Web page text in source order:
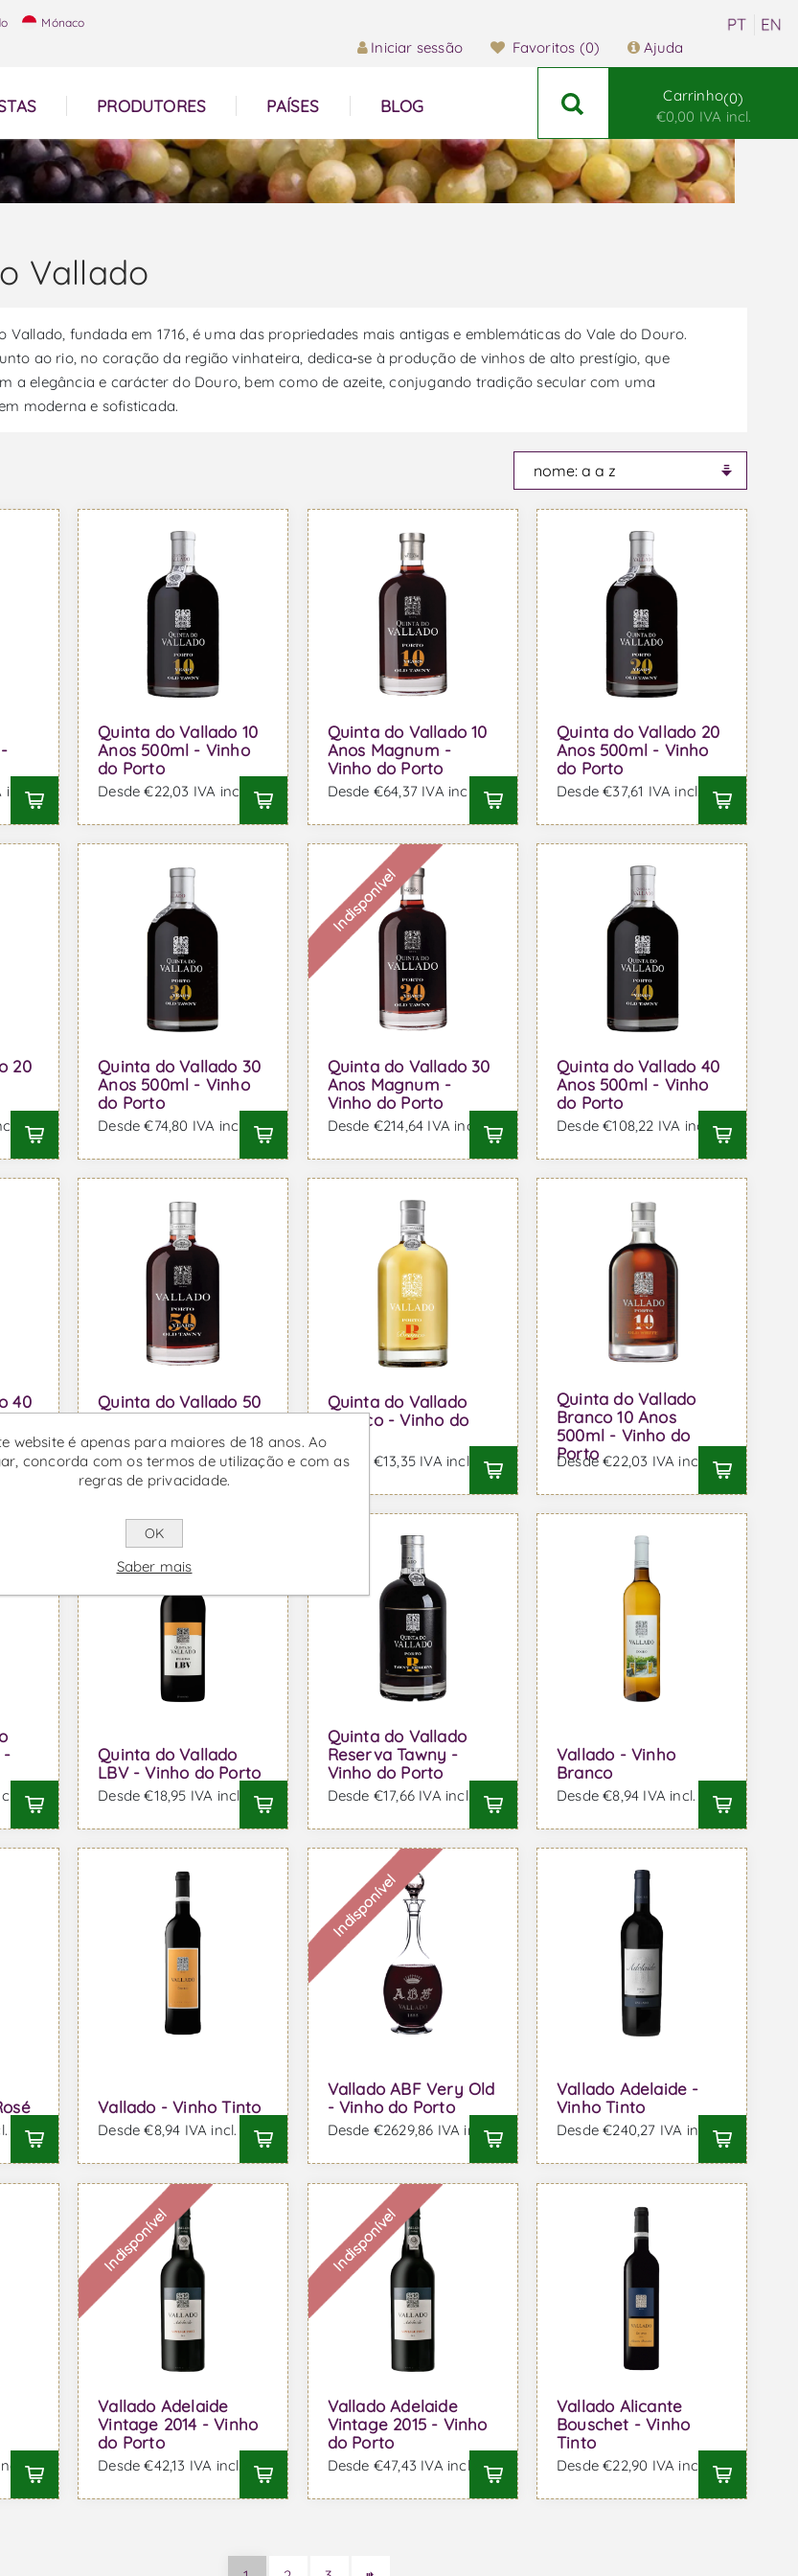
Mónaco
Iniciar sessão Favoritos (0) Ajuda
PRODUTORES PAÍSES BLOG
Carrinho 0
€0,00 IVA incl.
Vallado
Vallado, fundada em 1716, é uma das propriedades mais antigas e emblemáticas do Vale do Douro.
ao rio, no coração da região vinhateira, dedica‑se à produção de vinhos de alto prestígio, que
a elegância e carácter do Douro, bem como de azeite, conjugando tradição secular com uma
moderna e sofisticada.
incl.
Quinta do Vallado 10
Anos 500ml - Vinho
do Porto
Desde €22,03 IVA incl.
Quinta do Vallado 10
Anos Magnum -
Vinho do Porto
Desde €64,37 IVA incl.
Quinta do Vallado 20
Anos 500ml - Vinho
do Porto
Desde €37,61 IVA incl.
20
Quinta do Vallado 30
Anos 500ml - Vinho
do Porto
Desde €74,80 IVA incl.
Indisponível
Quinta do Vallado 30
Anos Magnum -
Vinho do Porto
Desde €214,64 IVA incl.
Quinta do Vallado 40
Anos 500ml - Vinho
do Porto
Desde €108,22 IVA incl.
40
Quinta do Vallado 50
Anos 500ml - Vinho
do Porto
Desde €190,90 IVA incl.
Quinta do Vallado
Branco - Vinho do
Desde €13,35 IVA incl.
Quinta do Vallado
Branco 10 Anos
500ml - Vinho do
Porto
Desde €22,03 IVA incl.
-
Quinta do Vallado
LBV - Vinho do Porto
Desde €18,95 IVA incl.
Quinta do Vallado
Reserva Tawny -
Vinho do Porto
Desde €17,66 IVA incl.
Vallado - Vinho
Branco
Desde €8,94 IVA incl.
Vallado - Vinho Tinto
Desde €8,94 IVA incl.
Indisponível
Vallado ABF Very Old
- Vinho do Porto
Desde €2629,86 IVA incl.
Vallado Adelaide -
Vinho Tinto
Desde €240,27 IVA incl.
Indisponível
Vallado Adelaide
Vintage 2014 - Vinho
do Porto
Desde €42,13 IVA incl.
Indisponível
Vallado Adelaide
Vintage 2015 - Vinho
do Porto
Desde €47,43 IVA incl.
Vallado Alicante
Bouschet - Vinho
Tinto
Desde €22,90 IVA incl.
website é apenas para maiores de 18 anos. Ao
concorda com os termos de utilização e com as
regras de privacidade.
OK
Saber mais